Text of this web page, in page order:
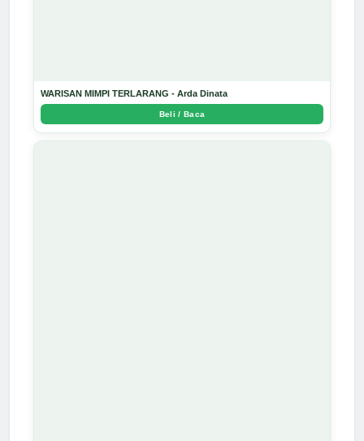
WARISAN MIMPI TERLARANG - Arda Dinata
Beli / Baca